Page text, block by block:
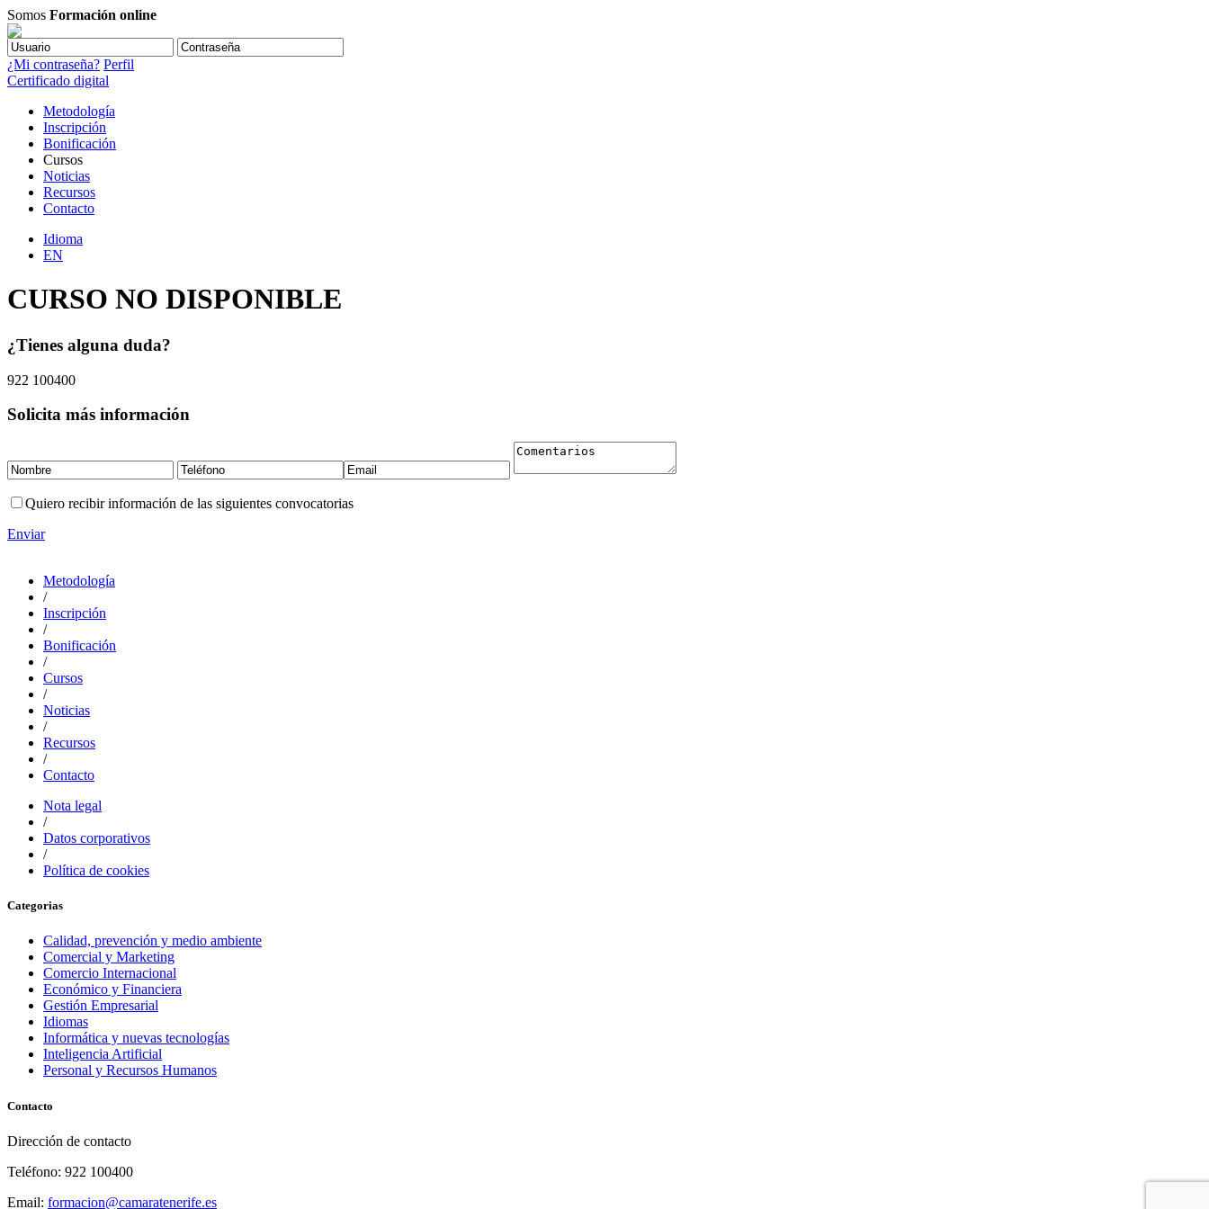
Somos Formación online
¿Mi contraseña? Perfil
Certificado digital
Metodología
Inscripción
Bonificación
Cursos
Noticias
Recursos
Contacto
Idioma
EN
CURSO NO DISPONIBLE
¿Tienes alguna duda?
922 100400
Solicita más información
Quiero recibir información de las siguientes convocatorias
Enviar
Metodología
/
Inscripción
/
Bonificación
/
Cursos
/
Noticias
/
Recursos
/
Contacto
Nota legal
/
Datos corporativos
/
Política de cookies
Categorias
Calidad, prevención y medio ambiente
Comercial y Marketing
Comercio Internacional
Económico y Financiera
Gestión Empresarial
Idiomas
Informática y nuevas tecnologías
Inteligencia Artificial
Personal y Recursos Humanos
Contacto
Dirección de contacto
Teléfono: 922 100400
Email: formacion@camaratenerife.es